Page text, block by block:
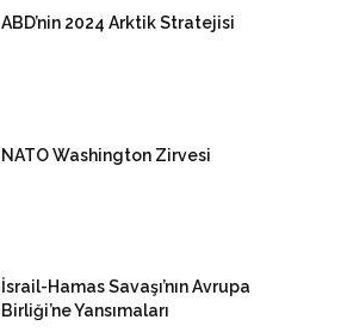
ABD’nin 2024 Arktik Stratejisi
NATO Washington Zirvesi
İsrail-Hamas Savaşı’nın Avrupa
Birliği’ne Yansımaları